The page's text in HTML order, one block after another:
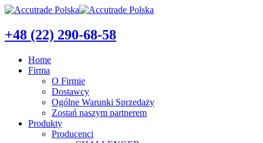
+48 (22) 290-68-58
Home
Firma
O Firmie
Dostawcy
Ogólne Warunki Sprzedaży
Zostań naszym partnerem
Produkty
Producenci